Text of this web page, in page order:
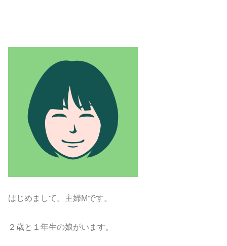
はじめまして。主婦Mです。
２歳と１年生の娘がいます。